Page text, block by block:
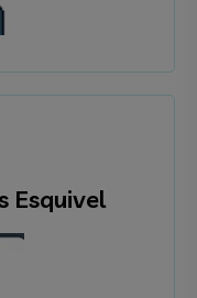
Esquivel